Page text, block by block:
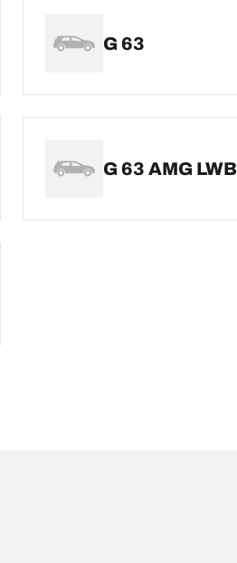
G 63
G 63 AMG LWB